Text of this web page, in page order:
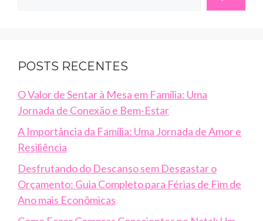
POSTS RECENTES
O Valor de Sentar à Mesa em Família: Uma
Jornada de Conexão e Bem-Estar
A Importância da Família: Uma Jornada de Amor e
Resiliência
Desfrutando do Descanso sem Desgastar o
Orçamento: Guia Completo para Férias de Fim de
Ano mais Econômicas